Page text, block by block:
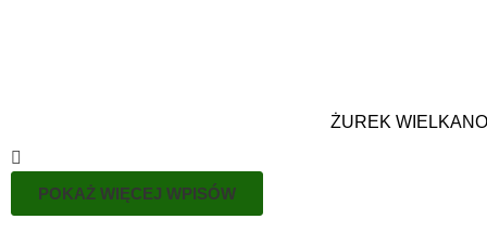
ŻUREK
POKAŻ WIĘCEJ WPISÓW